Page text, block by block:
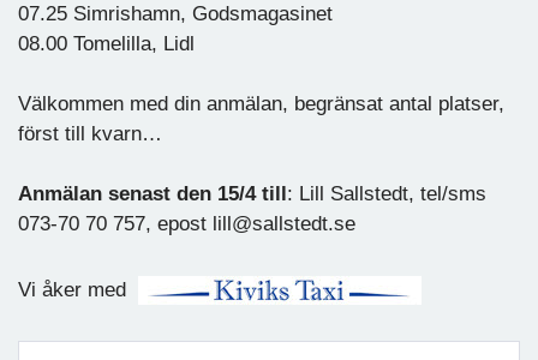
07.25 Simrishamn, Godsmagasinet
08.00 Tomelilla, Lidl
Välkommen med din anmälan, begränsat antal platser,
först till kvarn…
Anmälan senast den 15/4 till: Lill Sallstedt, tel/sms
073-70 70 757, epost lill@sallstedt.se
Vi åker med